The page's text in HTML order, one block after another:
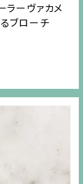
ラーヴァカメ
ブローチ